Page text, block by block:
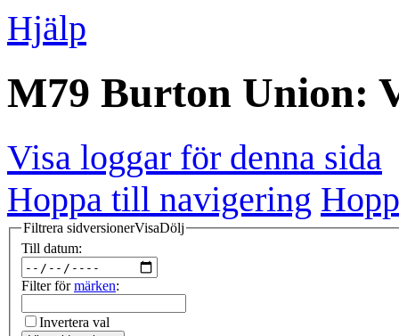
Hjälp
M79 Burton Union:
Visa loggar för denna sida
Hoppa till navigering
Filtrera sidversionerVisaDölj
Till datum:
Filter förmärken:
Invertera val